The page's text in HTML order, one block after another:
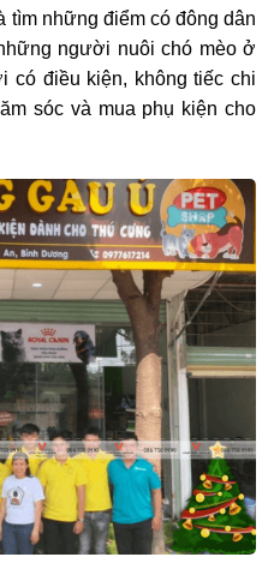
tìm những điểm có đông dân
người nuôi chó mèo ở
có điều kiện, không tiếc chi
sóc và mua phụ kiện cho